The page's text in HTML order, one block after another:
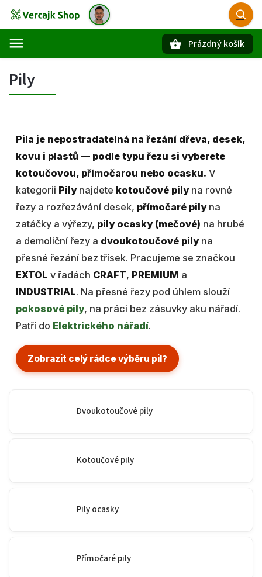
Prázdný košík
Pily
Pila je nepostradatelná na řezání dřeva, desek,
kovu i plastů — podle typu řezu si vyberete
kotoučovou, přímočarou nebo ocasku. V
kategorii Pilynajdete kotoučové pilyna rovné
řezy a rozřezávání desek, přímočaré pilyna
zatáčky a výřezy, pily ocasky (mečové) na hrubé
a demoliční řezy a dvoukotoučové pilyna
přesné řezání bez třísek. Pracujeme se značkou
EXTOL v řadách CRAFT, PREMIUM a
INDUSTRIAL. Na přesné řezy pod úhlem slouží
pokosové pily, na práci bez zásuvky aku nářadí.
Patří do Elektrického nářadí.
Zobrazit celý rádce výběru pil?
Dvoukotoučové pily
Kotoučové pily
Pily ocasky
Přímočaré pily